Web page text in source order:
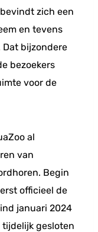
zich een
en tevens
Dat bijzondere
bezoekers
voor de
al
van
Begin
officieel de
januari 2024
gesloten